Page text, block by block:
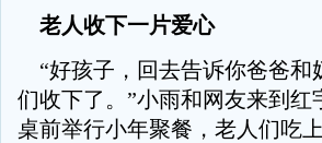
老人收下一片爱心
“好孩子，回去告诉你爸爸和
们收下了。”小雨和网友来到
桌前举行小年聚餐，老人们吃